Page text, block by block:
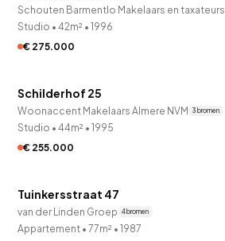
Schouten Barmentlo Makelaars en taxateurs
Studio • 42m² • 1996
€ 275.000QUICKLANE™
Schilderhof 25
Woonaccent Makelaars Almere NVM 3 bronnen
Studio • 44m² • 1995
€ 255.000QUICKLANE™
Tuinkersstraat 47
van der Linden Groep 4 bronnen
Appartement • 77m² • 1987